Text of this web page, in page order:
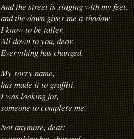
And the street is singing with my feet,
and the dawn gives me a shadow
I know to be taller.
All down to you, dear.
Everything has changed.
My sorry name,
has made it to graffiti.
I was looking for,
someone to complete me.
Not anymore, dear: